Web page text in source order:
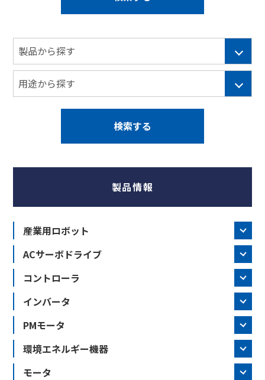
製品情報
産業用ロボット
ACサーボドライブ
コントローラ
インバータ
PMモータ
環境エネルギー機器
モータ